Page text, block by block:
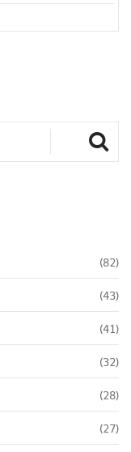
(82)
(43)
(41)
(32)
(28)
(27)